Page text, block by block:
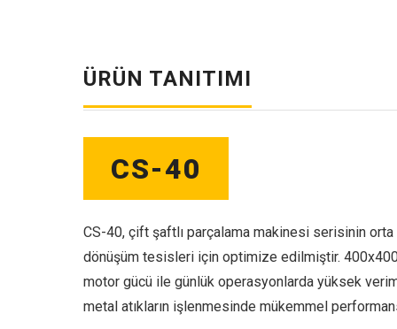
ÜRÜN TANITIMI
CS-40
CS-40, çift şaftlı parçalama makinesi serisinin
dönüşüm tesisleri için optimize edilmiştir.
motor gücü ile günlük operasyonlarda yüksek
metal atıkların işlenmesinde mükemmel